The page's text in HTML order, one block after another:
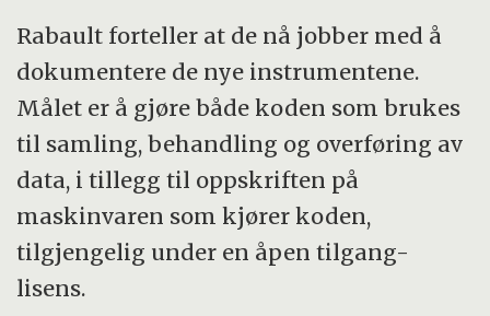
Rabault forteller at de nå jobber med å
dokumentere de nye instrumentene.
Målet er å gjøre både koden som brukes
til samling, behandling og overføring av
data, i tillegg til oppskriften på
maskinvaren som kjører koden,
tilgjengelig under en åpen tilgang-
lisens.